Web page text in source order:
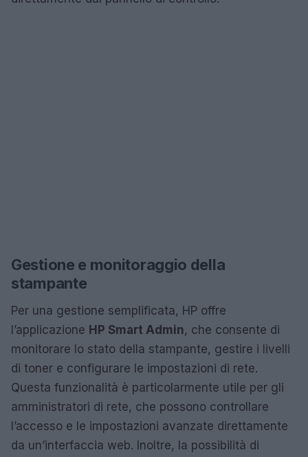
Gestione e monitoraggio della
stampante
Per una gestione semplificata, HP offre
l’applicazione HP Smart Admin, che consente di
monitorare lo stato della stampante, gestire i livelli
di toner e configurare le impostazioni di rete.
Questa funzionalità è particolarmente utile per gli
amministratori di rete, che possono controllare
l’accesso e le impostazioni avanzate direttamente
da un’interfaccia web. Inoltre, la possibilità di